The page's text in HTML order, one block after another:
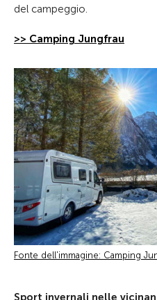
del campeggio.
>> Camping Jungfrau
Fonte dell'immagine: Camping
Sport invernali nelle